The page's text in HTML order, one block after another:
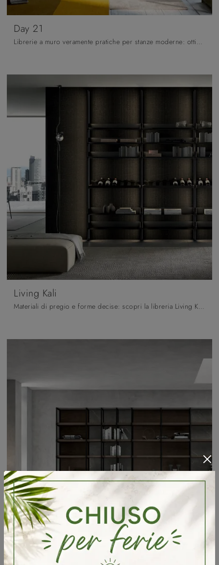
Day 21
Librerie a muro veramente pratiche per stanze moderne: ottieni informazioni sul modello Day 21 della firma Orme!
Living Kali
Materiali di pregio e forme decise: scopri la libreria Living Kali di Arredo3 tra le più belle Librerie moderne componibili.
Living Asia